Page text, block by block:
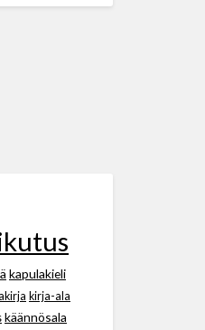
kapulakieli
kirja-ala
käännösala